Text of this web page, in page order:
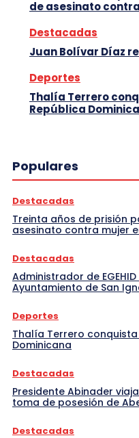
de asesinato
Destacadas
Juan Bolívar Díaz
Deportes
Thalía Terrero
República
Populares
Destacadas
Treinta años de prisión
asesinato contra mujer
Destacadas
Administrador de
Ayuntamiento de San
Deportes
Thalía Terrero
Dominicana
Destacadas
Presidente Abinader
toma de posesión de
Destacadas